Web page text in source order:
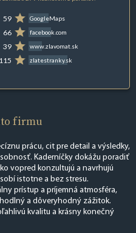
59 GoogleMaps
66 facebook.com
39 www.zlavomat.sk
115 zlatestranky.sk
firmu
prácu, cit pre detail a výsledky,
Kaderníčky dokážu poradiť
vopred konzultujú a navrhujú
istotne a bez stresu.
prístup a príjemná atmosféra,
a dôveryhodný zážitok.
kvalitu a krásny konečný